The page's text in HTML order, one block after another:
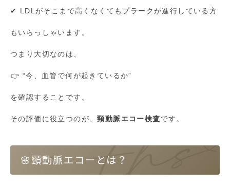
✔ LDLがそこまで高くなくてもプラークが進行している方
もいらっしゃいます。
つまり大切なのは、
👉 “今、血管で何が起きているか”
を確認することです。
その評価に役立つのが、頸動脈エコー検査です。
🌸頸動脈エコーとは？